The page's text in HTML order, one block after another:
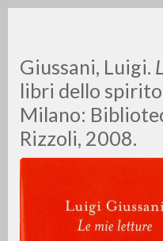
Giussani, Luigi.
libri dello
Milano:
Rizzoli, 2008.